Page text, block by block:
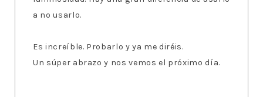
a no usarlo.
Es increíble. Probarlo y ya me diréis.
Un súper abrazo y nos vemos el próximo día.